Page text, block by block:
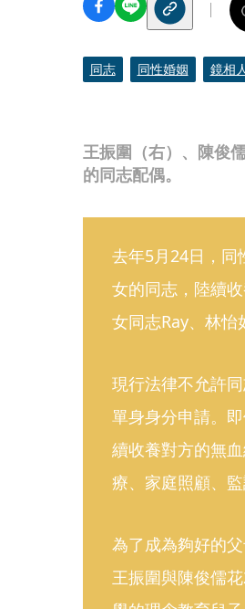
王振圍（右）、陳俊
的同志配偶。
同志 同性婚姻 鏡相
去年5月24日，同
女的同志，陸續
女同志Ray、林怡
現行法律不允許
單身身分申請。
續收養對方的無
療、家庭照顧、監
為了成為夠好的
王振圍與陳俊儒